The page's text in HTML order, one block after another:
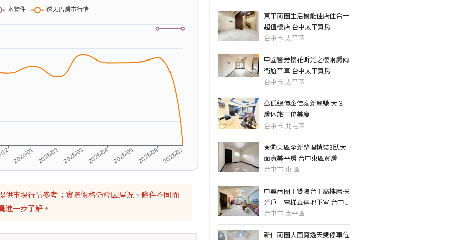
供市場行情參考；實際價格仍會因屋況、條件不同而
進一步了解。
東平商圈生活機能佳店住合一
超值樓店 台中太平買房
台中市 太平區
中國醫旁櫻花昕光之櫻兩房兩
衛尬平車 台中太平買房
台中市 太平區
⚠️低總價⚠️佳泰新麗馳 大３
房休旅車位美廈
台中市 北屯區
★㊣東區全新整理精裝3臥大
面寬美平房 台中東區買房
台中市 東 區
中興商圈︱雙陽台︱高樓層採
光戶︱電梯直達地下室 台中
太平買房
台中市 太平區
新仁商圈大面寬透天雙停車位